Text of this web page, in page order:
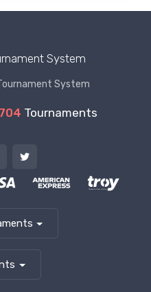
System
System
Tournaments